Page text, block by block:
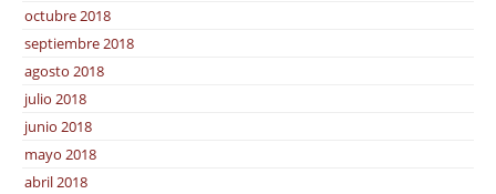
octubre 2018
septiembre 2018
agosto 2018
julio 2018
junio 2018
mayo 2018
abril 2018